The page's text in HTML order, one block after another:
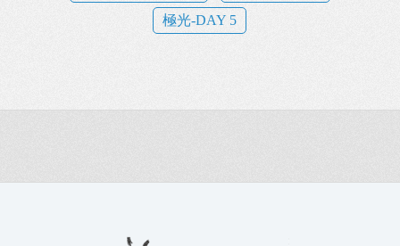
極光-DAY 5